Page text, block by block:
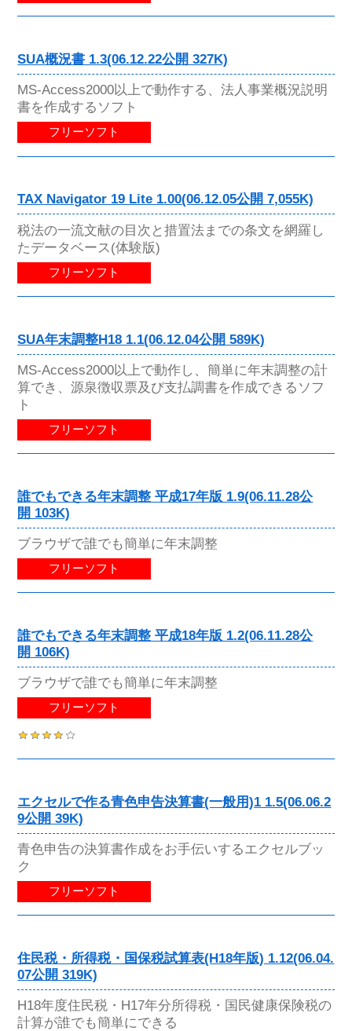
SUA概況書 1.3(06.12.22公開 327K)
MS-Access2000以上で動作する、法人事業概況説明
書を作成するソフト
フリーソフト
TAX Navigator 19 Lite 1.00(06.12.05公開 7,055K)
税法の一流文献の目次と措置法までの条文を網羅し
たデータベース(体験版)
フリーソフト
SUA年末調整H18 1.1(06.12.04公開 589K)
MS-Access2000以上で動作し、簡単に年末調整の計
算でき、源泉徴収票及び支払調書を作成できるソフ
ト
フリーソフト
誰でもできる年末調整 平成17年版 1.9(06.11.28公
開 103K)
ブラウザで誰でも簡単に年末調整
フリーソフト
誰でもできる年末調整 平成18年版 1.2(06.11.28公
開 106K)
ブラウザで誰でも簡単に年末調整
フリーソフト
エクセルで作る青色申告決算書(一般用)1 1.5(06.06.2
9公開 39K)
青色申告の決算書作成をお手伝いするエクセルブッ
ク
フリーソフト
住民税・所得税・国保税試算表(H18年版) 1.12(06.04.
07公開 319K)
H18年度住民税・H17年分所得税・国民健康保険税の
計算が誰でも簡単にできる